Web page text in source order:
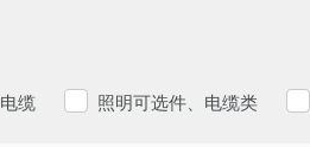
电缆 照明可选件、电缆类